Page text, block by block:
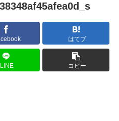
はてブ
LINE コピー